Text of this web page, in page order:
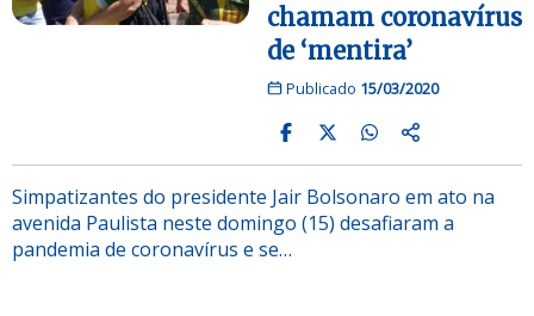
chamam coronavírus
de ‘mentira’
Publicado 15/03/2020
Simpatizantes do presidente Jair Bolsonaro em ato na
avenida Paulista neste domingo (15) desafiaram a
pandemia de coronavírus e se…